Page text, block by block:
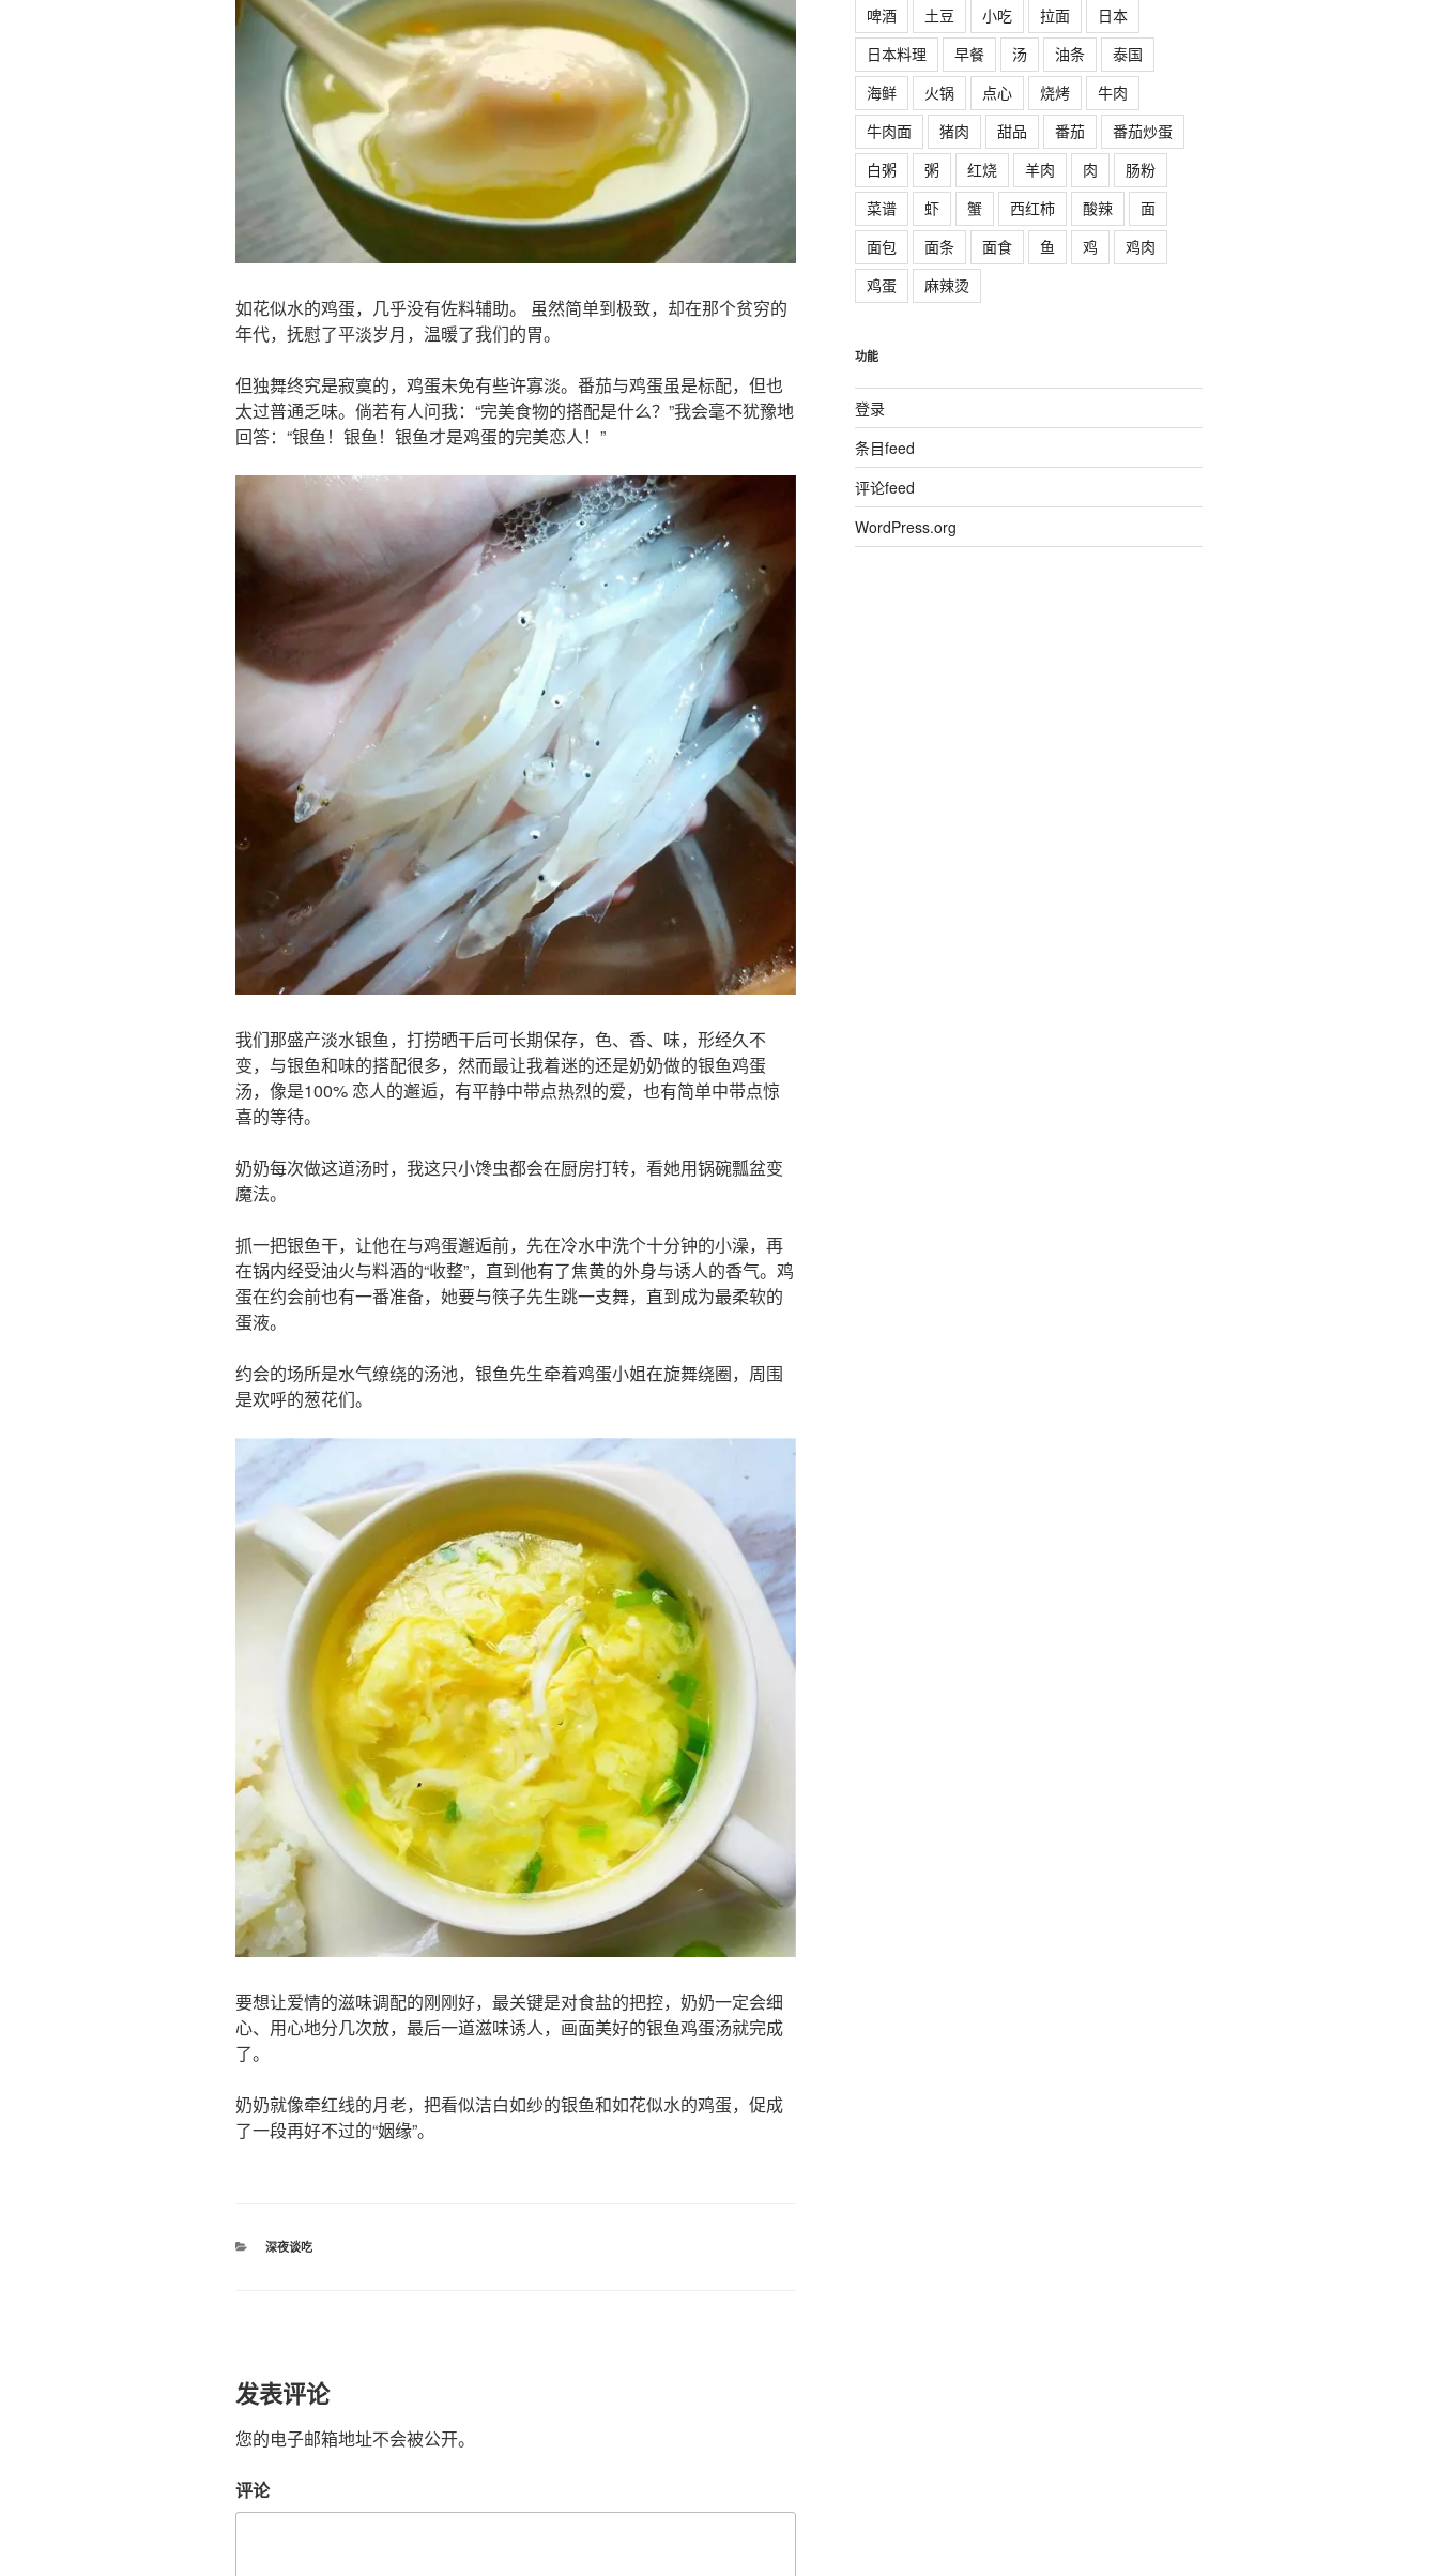
如花似水的鸡蛋，几乎没有佐料辅助。 虽然简单到极致，却在那个贫穷的
年代，抚慰了平淡岁月，温暖了我们的胃。
但独舞终究是寂寞的，鸡蛋未免有些许寡淡。番茄与鸡蛋虽是标配，但也
太过普通乏味。倘若有人问我：“完美食物的搭配是什么？”我会毫不犹豫地
回答：“银鱼！银鱼！银鱼才是鸡蛋的完美恋人！”
我们那盛产淡水银鱼，打捞晒干后可长期保存，色、香、味，形经久不
变，与银鱼和味的搭配很多，然而最让我着迷的还是奶奶做的银鱼鸡蛋
汤，像是100% 恋人的邂逅，有平静中带点热烈的爱，也有简单中带点惊
喜的等待。
奶奶每次做这道汤时，我这只小馋虫都会在厨房打转，看她用锅碗瓢盆变
魔法。
抓一把银鱼干，让他在与鸡蛋邂逅前，先在冷水中洗个十分钟的小澡，再
在锅内经受油火与料酒的“收整”，直到他有了焦黄的外身与诱人的香气。鸡
蛋在约会前也有一番准备，她要与筷子先生跳一支舞，直到成为最柔软的
蛋液。
约会的场所是水气缭绕的汤池，银鱼先生牵着鸡蛋小姐在旋舞绕圈，周围
是欢呼的葱花们。
要想让爱情的滋味调配的刚刚好，最关键是对食盐的把控，奶奶一定会细
心、用心地分几次放，最后一道滋味诱人，画面美好的银鱼鸡蛋汤就完成
了。
奶奶就像牵红线的月老，把看似洁白如纱的银鱼和如花似水的鸡蛋，促成
了一段再好不过的“姻缘”。
分
深夜谈吃
发表评论
您的电子邮箱地址不会被公开。
评论
啤酒
土豆 小吃 拉面
日本
日本料理
早餐 汤 油条
泰国
海鲜
火锅 点心 烧烤
牛肉
牛肉面
猪肉 甜品 番茄
番茄炒蛋
白粥
粥 红烧 羊肉 肉
肠粉
菜谱
虾 蟹 西红柿 酸辣
面
面包
面条 面食 鱼 鸡
鸡肉
鸡蛋
麻辣烫
功能
登录
条目feed
评论feed
WordPress.org